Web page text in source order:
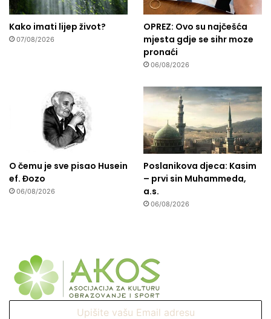
Kako imati lijep život?
07/08/2026
OPREZ: Ovo su najčešća
mjesta gdje se sihr moze
pronaći
06/08/2026
O čemu je sve pisao Husein
ef. Đozo
06/08/2026
Poslanikova djeca: Kasim
– prvi sin Muhammeda,
a.s.
06/08/2026